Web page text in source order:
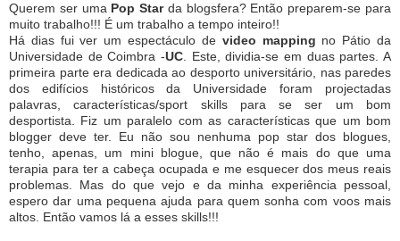
Querem ser umaPop Star da blogsfera? Então preparem-se para
muito trabalho!!! É um trabalho a tempo inteiro!!
Há dias fui ver um espectáculo de video mapping no Pátio da
Universidade de Coimbra -UC. Este, dividia-se em duas partes. A
primeira parte era dedicada ao desporto universitário, nas paredes
dos edifícios históricos da Universidade foram projectadas
palavras, características/sport skills para se ser um bom
desportista. Fiz um paralelo com as características que um bom
blogger deve ter. Eu não sou nenhuma pop star dos blogues,
tenho, apenas, um mini blogue, que não é mais do que uma
terapia para ter a cabeça ocupada e me esquecer dos meus reais
problemas. Mas do que vejo e da minha experiência pessoal,
espero dar uma pequena ajuda para quem sonha com voos mais
altos. Então vamos lá a esses skills!!!